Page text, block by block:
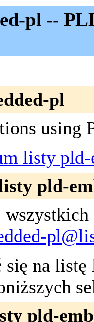
pl --
pl
using
listy
pld-
się na
pld-